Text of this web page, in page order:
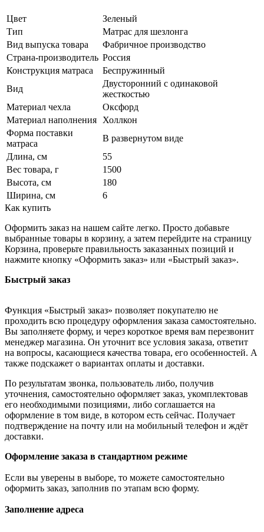
Цвет
Зеленый
Тип
Матрас для шезлонга
Вид выпуска товара
Фабричное производство
Страна-производитель Россия
Конструкция матраса
Беспружинный
Вид
Двусторонний с одинаковой
жесткостью
Материал чехла
Оксфорд
Материал наполнения
Холлкон
Форма поставки
матраса
В развернутом виде
Длина, см
55
Вес товара, г
1500
Высота, см
180
Ширина, см
6
Как купить
Оформить заказ на нашем сайте легко. Просто добавьте
выбранные товары в корзину, а затем перейдите на страницу
Корзина, проверьте правильность заказанных позиций и
нажмите кнопку «Оформить заказ» или «Быстрый заказ».
Быстрый заказ
Функция «Быстрый заказ» позволяет покупателю не
проходить всю процедуру оформления заказа самостоятельно.
Вы заполняете форму, и через короткое время вам перезвонит
менеджер магазина. Он уточнит все условия заказа, ответит
на вопросы, касающиеся качества товара, его особенностей. А
также подскажет о вариантах оплаты и доставки.
По результатам звонка, пользователь либо, получив
уточнения, самостоятельно оформляет заказ, укомплектовав
его необходимыми позициями, либо соглашается на
оформление в том виде, в котором есть сейчас. Получает
подтверждение на почту или на мобильный телефон и ждёт
доставки.
Оформление заказа в стандартном режиме
Если вы уверены в выборе, то можете самостоятельно
оформить заказ, заполнив по этапам всю форму.
Заполнение адреса